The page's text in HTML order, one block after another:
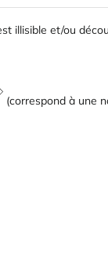
illisible et/ou
(correspond à une